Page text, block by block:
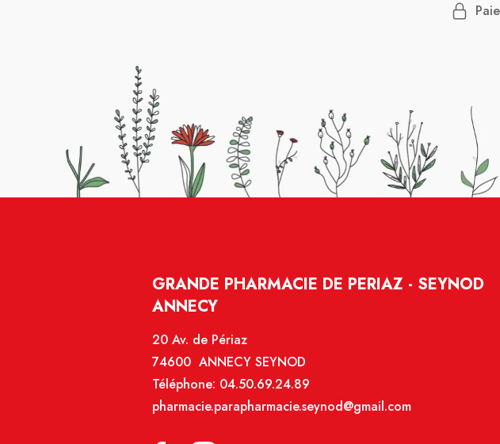
GRANDE PHARMACIE DE PERIAZ - SEYNOD
ANNECY
20 Av. de Périaz
74600 ANNECY SEYNOD
Téléphone: 04.50.69.24.89
pharmacie.parapharmacie.seynod@gmail.com